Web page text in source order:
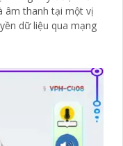
âm thanh tại một vị
dữ liệu qua mạng